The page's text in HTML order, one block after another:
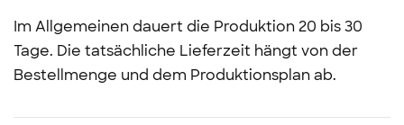
Im Allgemeinen dauert die Produktion 20 bis 30
Tage. Die tatsächliche Lieferzeit hängt von der
Bestellmenge und dem Produktionsplan ab.